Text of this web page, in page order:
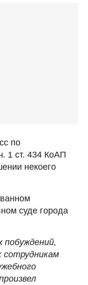
по
1 ст. 434 КоАП
некоего
суде города
побуждений,
сотрудникам